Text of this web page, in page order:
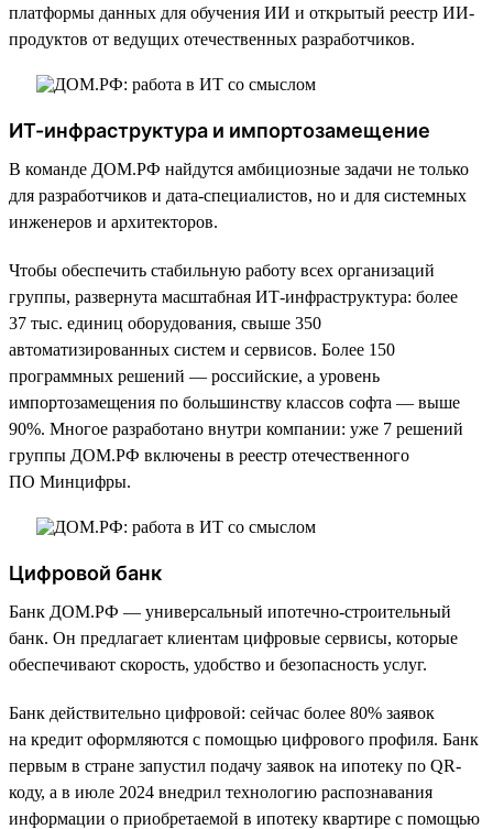
платформы данных для обучения ИИ и открытый реестр ИИ-
продуктов от ведущих отечественных разработчиков.
ИТ-инфраструктура и импортозамещение
В команде ДОМ.РФ найдутся амбициозные задачи не только
для разработчиков и дата-специалистов, но и для системных
инженеров и архитекторов.
Чтобы обеспечить стабильную работу всех организаций
группы, развернута масштабная ИТ-инфраструктура: более
37 тыс. единиц оборудования, свыше 350
автоматизированных систем и сервисов. Более 150
программных решений — российские, а уровень
импортозамещения по большинству классов софта — выше
90%. Многое разработано внутри компании: уже 7 решений
группы ДОМ.РФ включены в реестр отечественного
ПО Минцифры.
Цифровой банк
Банк ДОМ.РФ — универсальный ипотечно-строительный
банк. Он предлагает клиентам цифровые сервисы, которые
обеспечивают скорость, удобство и безопасность услуг.
Банк действительно цифровой: сейчас более 80% заявок
на кредит оформляются с помощью цифрового профиля. Банк
первым в стране запустил подачу заявок на ипотеку по QR-
коду, а в июле 2024 внедрил технологию распознавания
информации о приобретаемой в ипотеку квартире с помощью